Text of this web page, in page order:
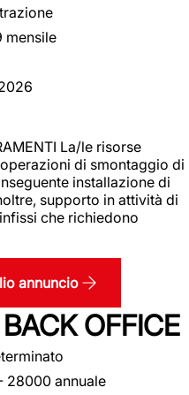
mensile
La/le risorse
di smontaggio di
installazione di
supporto in attività di
che richiedono
annuncio
OFFICE
28000 annuale